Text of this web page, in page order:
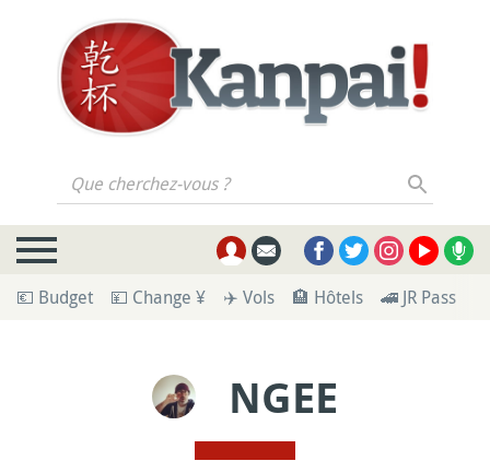
Que cherchez-vous ?
💶 Budget 💴 Change ¥ ✈️ Vols 🏨 Hôtels 🚄 JR Pass
NGEE